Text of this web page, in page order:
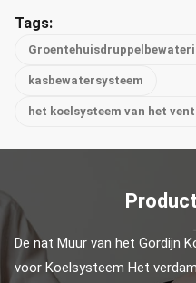
Tags:
kasbewatersysteem
het koelsysteem van het
De nat Muur van het Gordijn
voor Koelsysteem Het